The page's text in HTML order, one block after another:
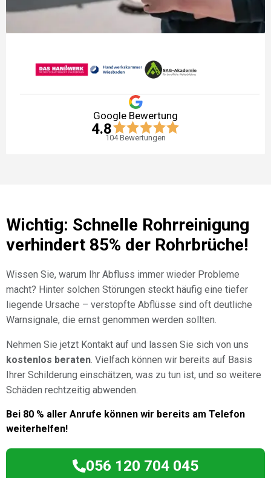
Google Bewertung
4.8
104Bewertungen
Wichtig: Schnelle Rohrreinigung
verhindert 85% der Rohrbrüche!
Wissen Sie, warum Ihr Abfluss immer wieder Probleme
macht? Hinter solchen Störungen steckt häufig eine tiefer
liegende Ursache – verstopfte Abflüsse sind oft deutliche
Warnsignale, die ernst genommen werden sollten.
Nehmen Sie jetzt Kontakt auf und lassen Sie sich von uns
kostenlos beraten. Vielfach können wir bereits auf Basis
Ihrer Schilderung einschätzen, was zu tun ist, und so weitere
Schäden rechtzeitig abwenden.
Bei 80 % aller Anrufe können wir bereits am Telefon
weiterhelfen!
056 120 704 045